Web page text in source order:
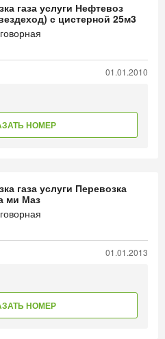
газа услуги Нефтевоз
с цистерной 25м3
01.01.2010
НОМЕР
газа услуги Перевозка
ми Маз
01.01.2013
НОМЕР